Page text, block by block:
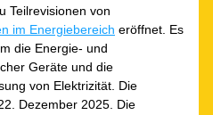
Teilrevisionen von
im Energiebereich eröffnet. Es
die Energie- und
Geräte und die
von Elektrizität. Die
Dezember 2025. Die